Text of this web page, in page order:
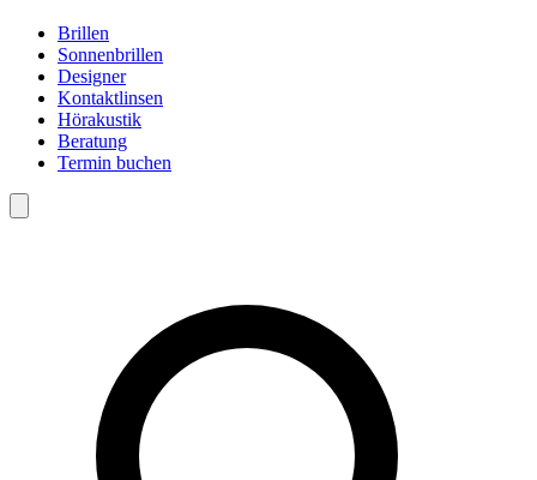
Brillen
Sonnenbrillen
Designer
Kontaktlinsen
Hörakustik
Beratung
Termin buchen